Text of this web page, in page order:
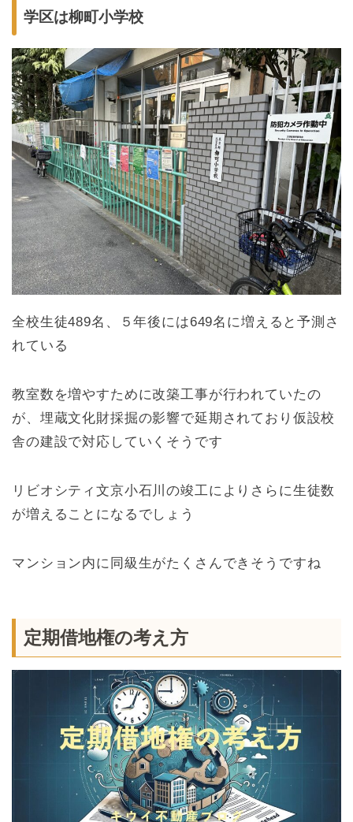
学区は柳町小学校
全校生徒489名、５年後には649名に増えると予測さ
れている
教室数を増やすために改築工事が行われていたの
が、埋蔵文化財採掘の影響で延期されており仮設校
舎の建設で対応していくそうです
リビオシティ文京小石川の竣工によりさらに生徒数
が増えることになるでしょう
マンション内に同級生がたくさんできそうですね
定期借地権の考え方